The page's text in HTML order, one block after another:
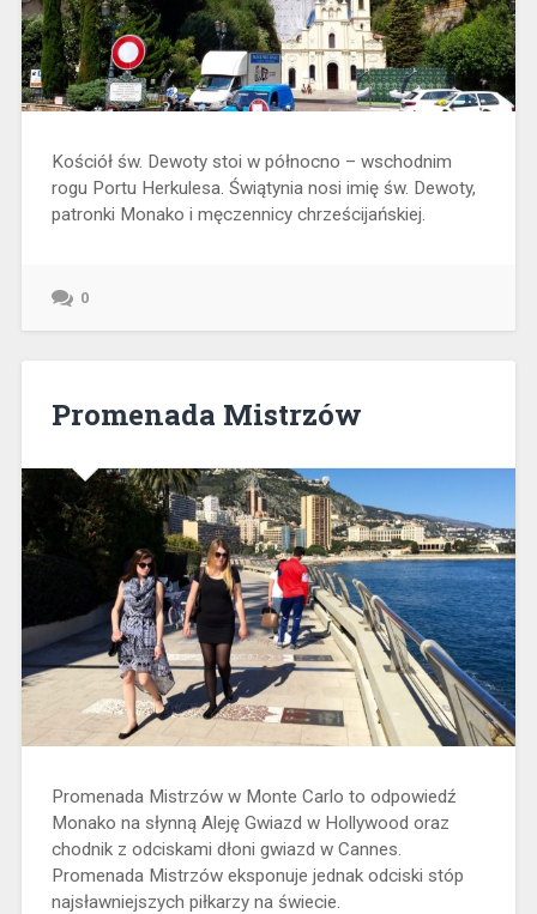
Kościół św. Dewoty stoi w północno – wschodnim
rogu Portu Herkulesa. Świątynia nosi imię św. Dewoty,
patronki Monako i męczennicy chrześcijańskiej.
0
Promenada Mistrzów
Promenada Mistrzów w Monte Carlo to odpowiedź
Monako na słynną Aleję Gwiazd w Hollywood oraz
chodnik z odciskami dłoni gwiazd w Cannes.
Promenada Mistrzów eksponuje jednak odciski stóp
najsławniejszych piłkarzy na świecie.